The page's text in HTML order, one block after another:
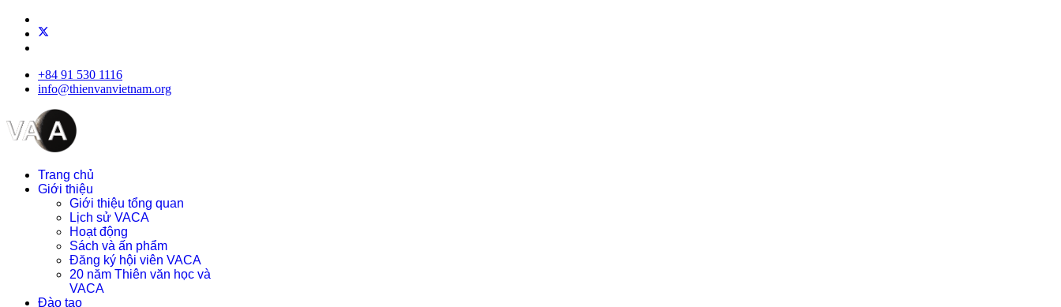
+84 91 530 1116
info@thienvanvietnam.org
Trang chủ
Giới thiệu
Giới thiệu tổng quan
Lịch sử VACA
Hoạt động
Sách và ấn phẩm
Đăng ký hội viên VACA
20 năm Thiên văn học và
VACA
Đào tạo